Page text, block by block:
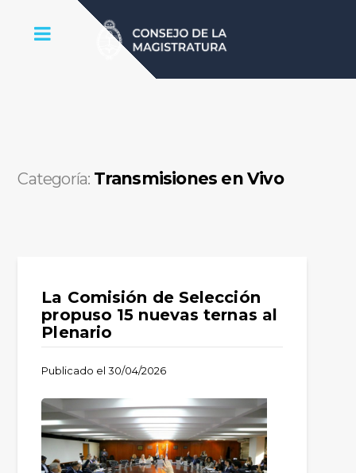
Categoría: Transmisiones en Vivo
La Comisión de Selección
propuso 15 nuevas ternas al
Plenario
Publicado el30/04/2026